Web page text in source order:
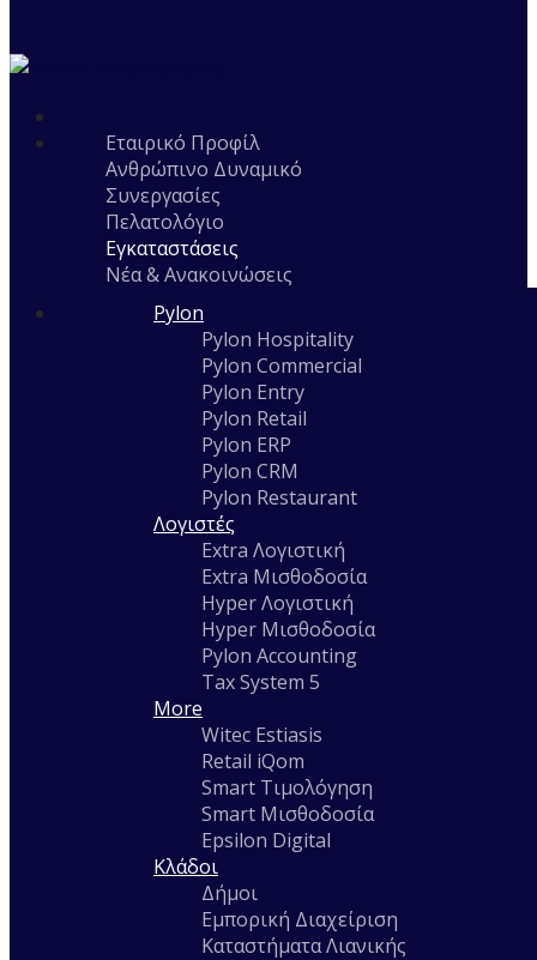
Εταιρικό Προφίλ
Ανθρώπινο Δυναμικό
Συνεργασίες
Πελατολόγιο
Εγκαταστάσεις
Νέα & Ανακοινώσεις
Pylon
Pylon Hospitality
Pylon Commercial
Pylon Entry
Pylon Retail
Pylon ERP
Pylon CRM
Pylon Restaurant
Λογιστές
Extra Λογιστική
Extra Μισθοδοσία
Hyper Λογιστική
Hyper Μισθοδοσία
Pylon Accounting
Tax System 5
More
Witec Estiasis
Retail iQom
Smart Τιμολόγηση
Smart Μισθοδοσία
Epsilon Digital
Κλάδοι
Δήμοι
Εμπορική Διαχείριση
Καταστήματα Λιανικής